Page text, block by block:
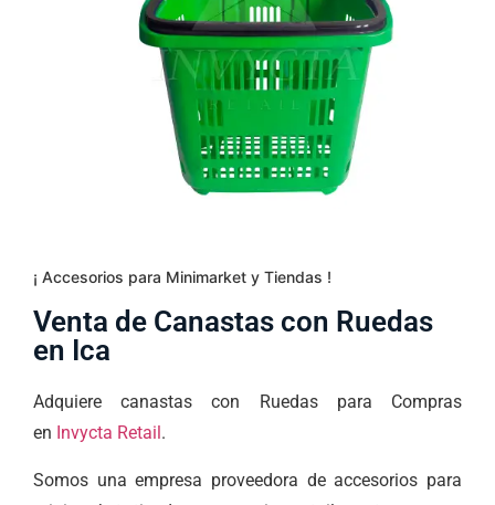
¡ Accesorios para Minimarket y Tiendas !
Venta de Canastas con Ruedas
en Ica
Adquiere canastas con Ruedas para Compras
en Invycta Retail .
Somos una empresa proveedora de accesorios para